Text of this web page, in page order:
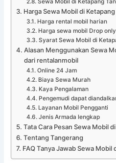
Sewa Mobil di Ketapang
Harga Sewa Mobil di
Harga rental mobil harian
Harga sewa mobil Drop only
Syarat Sewa Mobil di
Alasan Menggunakan Sewa
dari rentalanmobil
Online 24 Jam
Biaya Sewa Murah
Kaya Pengalaman
Pengemudi dapat
Layanan Mobil Pengganti
Jenis Armada lengkap
Tata Cara Pesan Sewa Mobil
Tentang Tangerang
FAQ Tanya Jawab Sewa Mobil